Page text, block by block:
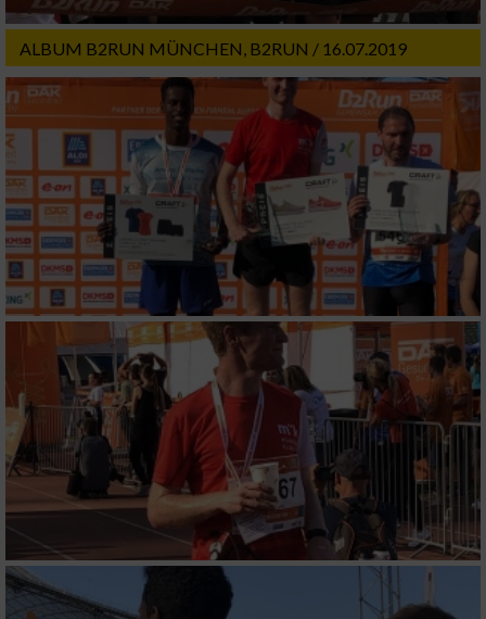
ALBUM B2RUN MÜNCHEN, B2RUN / 16.07.2019
Notwendig
Performance
Funktional
Werbung